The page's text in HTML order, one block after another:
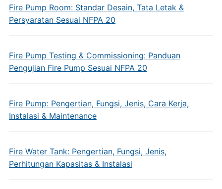
Fire Pump Room: Standar Desain, Tata Letak &
Persyaratan Sesuai NFPA 20
Fire Pump Testing & Commissioning: Panduan
Pengujian Fire Pump Sesuai NFPA 20
Fire Pump: Pengertian, Fungsi, Jenis, Cara Kerja,
Instalasi & Maintenance
Fire Water Tank: Pengertian, Fungsi, Jenis,
Perhitungan Kapasitas & Instalasi